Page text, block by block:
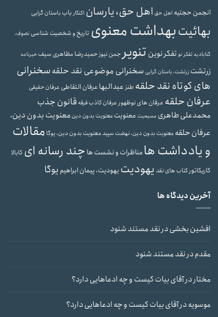
انجمن حجتیه اهل حق اهل حق، یارسان اکنکارباب باستان گرایی
بهائیتبهداشت معنوی تاریخ و شخصیت شناسی تصوف،
گنابادیه تفکر نوتفکر نوین تنویرجمن نیوزحمیدرضا مظاهری سیفخبرنامه
زرتشت زرتشت، باستان گرایی سخنرانی موضوعی نقد حلقهسخنرانی
های کوتاه نقد حلقه طنزعبدالبهاعرفان التقاطی عرفان حقیقی
عرفان حلقه عرفان های نوظهورعرفان کاذبفرقه قانون جذب
محمدعلی طاهری مسیحیت معنویت معنویت بدون دین معنویت بدون دین،
عرفان حلقه معنویت بدون دین، نهضت سپیدمعنویت بدون دین، یوگا مقالات
و یادداشت هامناظرات و نشست ها چند رسانه ای کابالا
کاریکاتورکتاب های نقد یهودیت یهودیت، پیمان ابراهیم یوگا
آخرین دیدگاه ها
افشین بخشیدرنقد مستند شنود
مقدمدرنقد مستند شنود
مختاردرآقای بیات کیست و چه ادعاهایی دارد؟
موسویهدرآقای بیات کیست و چه ادعاهایی دارد؟